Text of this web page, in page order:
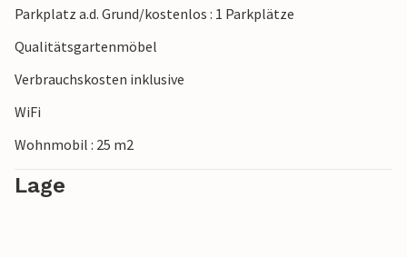
Risnjak oder unternehmen Sie eine Bootstour zur Insel
Cres.
Parkplatz a.d. Grund/kostenlos : 1 Parkplätze
Qualitätsgartenmöbel
Verbrauchskosten inklusive
WiFi
Wohnmobil : 25 m2
Lage